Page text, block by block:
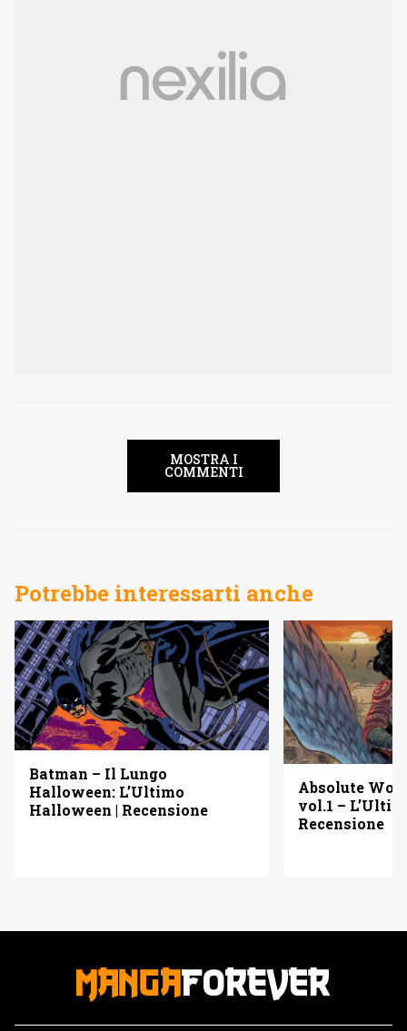
MOSTRA I
COMMENTI
Potrebbe interessarti anche
Batman – Il Lungo
Halloween: L’Ultimo
Halloween | Recensione
Absolute
vol.1 –
Recensione